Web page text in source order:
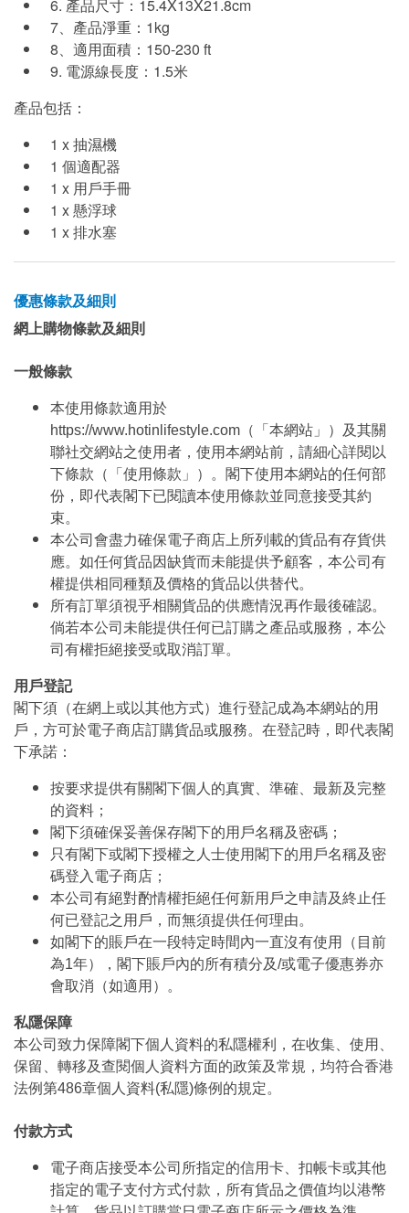
6. 產品尺寸： 15.4X13X21.8cm
7、產品淨重： 1kg
8、適用面積： 150-230 ft
9. 電源線長度： 1.5米
產品包括：
1 x 抽濕機
1 個適配器
1 x 用戶手冊
1 x懸浮球
1 x排水塞
優惠條款及細則
網上購物條款及細則
一般條款
本使用條款適用於
https://www.hotinlifestyle.com（「本網站」）及其關
聯社交網站之使用者，使用本網站前，請細心詳閱以
下條款（「使用條款」）。閣下使用本網站的任何部
份，即代表閣下已閱讀本使用條款並同意接受其約
束。
本公司會盡力確保電子商店上所列載的貨品有存貨供
應。如任何貨品因缺貨而未能提供予顧客，本公司有
權提供相同種類及價格的貨品以供替代。
所有訂單須視乎相關貨品的供應情況再作最後確認。
倘若本公司未能提供任何已訂購之產品或服務，本公
司有權拒絕接受或取消訂單。
用戶登記
閣下須（在網上或以其他方式）進行登記成為本網站的用
戶，方可於電子商店訂購貨品或服務。在登記時，即代表閣
下承諾：
按要求提供有關閣下個人的真實、準確、最新及完整
的資料；
閣下須確保妥善保存閣下的用戶名稱及密碼；
只有閣下或閣下授權之人士使用閣下的用戶名稱及密
碼登入電子商店；
本公司有絕對酌情權拒絕任何新用戶之申請及終止任
何已登記之用戶，而無須提供任何理由。
如閣下的賬戶在一段特定時間內一直沒有使用（目前
為1年），閣下賬戶內的所有積分及/或電子優惠券亦
會取消（如適用）。
私隱保障
本公司致力保障閣下個人資料的私隱權利，在收集、使用、
保留、轉移及查閱個人資料方面的政策及常規，均符合香港
法例第486章個人資料(私隱)條例的規定。
付款方式
電子商店接受本公司所指定的信用卡、扣帳卡或其他
指定的電子支付方式付款，所有貨品之價值均以港幣